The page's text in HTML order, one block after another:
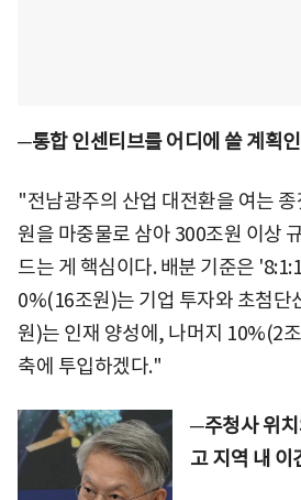
─통합 인센티브를 어디에 쓸 계획
"전남광주의 산업 대전환을 여는
원을 마중물로 삼아 300조원 이상
드는 게 핵심이다. 배분 기준은
0%(16조원)는 기업 투자와 초첨
원)는 인재 양성에, 나머지 10%(2
축에 투입하겠다."
─주청사 위
고 지역 내 이